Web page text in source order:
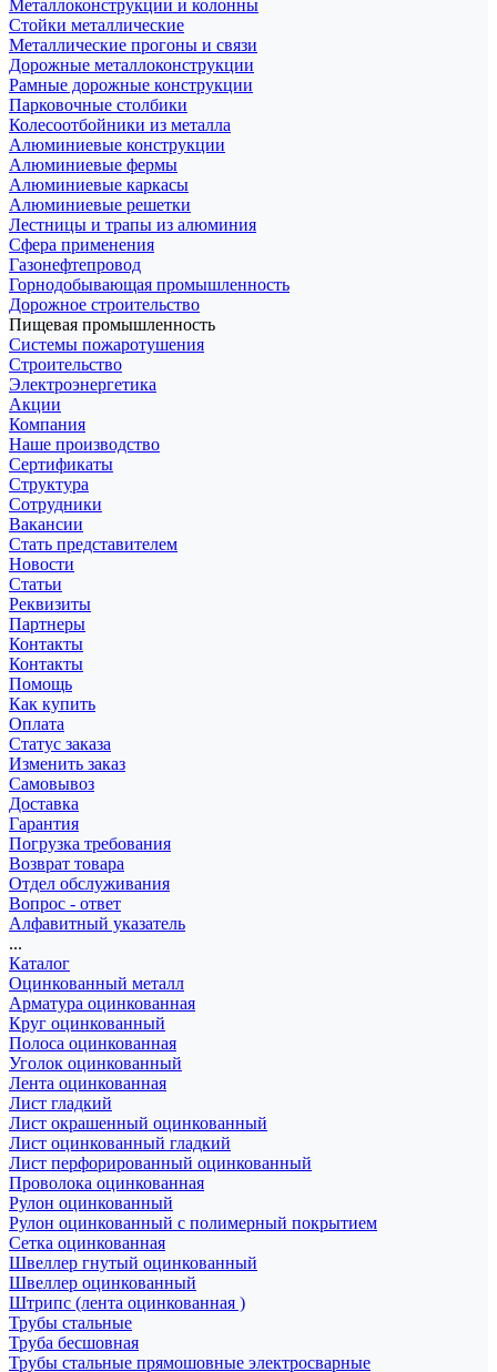
Металлоконструкции и колонны
Стойки металлические
Металлические прогоны и связи
Дорожные металлоконструкции
Рамные дорожные конструкции
Парковочные столбики
Колесоотбойники из металла
Алюминиевые конструкции
Алюминиевые фермы
Алюминиевые каркасы
Алюминиевые решетки
Лестницы и трапы из алюминия
Сфера применения
Газонефтепровод
Горнодобывающая промышленность
Дорожное строительство
Пищевая промышленность
Системы пожаротушения
Строительство
Электроэнергетика
Акции
Компания
Наше производство
Сертификаты
Структура
Сотрудники
Вакансии
Стать представителем
Новости
Статьи
Реквизиты
Партнеры
Контакты
Контакты
Помощь
Как купить
Оплата
Статус заказа
Изменить заказ
Самовывоз
Доставка
Гарантия
Погрузка требования
Возврат товара
Отдел обслуживания
Вопрос - ответ
Алфавитный указатель
...
Каталог
Оцинкованный металл
Арматура оцинкованная
Круг оцинкованный
Полоса оцинкованная
Уголок оцинкованный
Лента оцинкованная
Лист гладкий
Лист окрашенный оцинкованный
Лист оцинкованный гладкий
Лист перфорированный оцинкованный
Проволока оцинкованная
Рулон оцинкованный
Рулон оцинкованный с полимерный покрытием
Сетка оцинкованная
Швеллер гнутый оцинкованный
Швеллер оцинкованный
Штрипс (лента оцинкованная )
Трубы стальные
Труба бесшовная
Трубы стальные прямошовные электросварные